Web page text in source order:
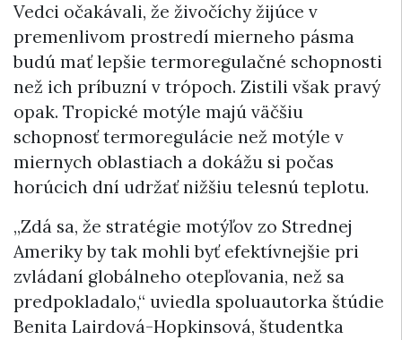
Vedci očakávali, že živočíchy žijúce v
premenlivom prostredí mierneho pásma
budú mať lepšie termoregulačné schopnosti
než ich príbuzní v trópoch. Zistili však pravý
opak. Tropické motýle majú väčšiu
schopnosť termoregulácie než motýle v
miernych oblastiach a dokážu si počas
horúcich dní udržať nižšiu telesnú teplotu.
„Zdá sa, že stratégie motýľov zo Strednej
Ameriky by tak mohli byť efektívnejšie pri
zvládaní globálneho otepľovania, než sa
predpokladalo,“ uviedla spoluautorka štúdie
Benita Lairdová-Hopkinsová, študentka